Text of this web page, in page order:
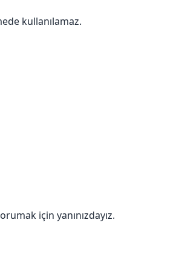
kullanılamaz.
için yanınızdayız.